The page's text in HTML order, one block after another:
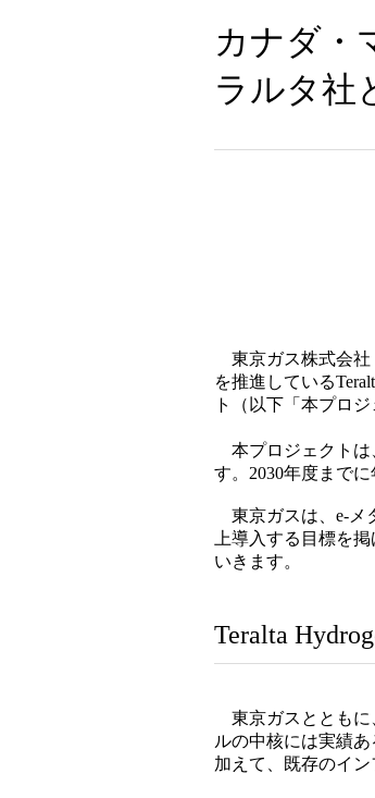
カナダ・
ラルタ社
東京ガス株式会社
を推進している
ト（以下「本プロ
本プロジェクトは
す。2030年度まで
東京ガスは、e-メ
上導入する目標を
いきます。
Teralta
東京ガスとともに
ルの中核には実績
加えて、既存のイ